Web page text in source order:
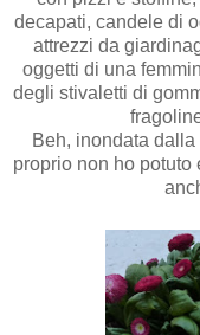
decapati, candele di
attrezzi da
oggetti di una
degli stivaletti di
Beh, inondata
proprio non ho potuto